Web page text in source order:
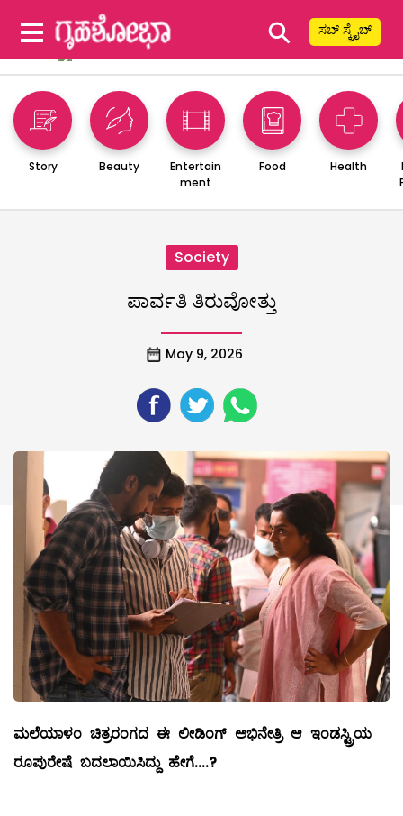
⚲ ಸಬ್ ಸ್ಕ್ರೈಬ್
Story Beauty
Entertain
ment
Food Health
Society
ಪಾರ್ವತಿ ತಿರುವೋತ್ತು
May 9, 2026
ಮಲೆಯಾಳಂ ಚಿತ್ರರಂಗದ ಈ ಲೀಡಿಂಗ್ ಅಭಿನೇತ್ರಿ ಆ ಇಂಡಸ್ಟ್ರಿಯ
ರೂಪುರೇಷೆ ಬದಲಾಯಿಸಿದ್ದು ಹೇಗೆ....?